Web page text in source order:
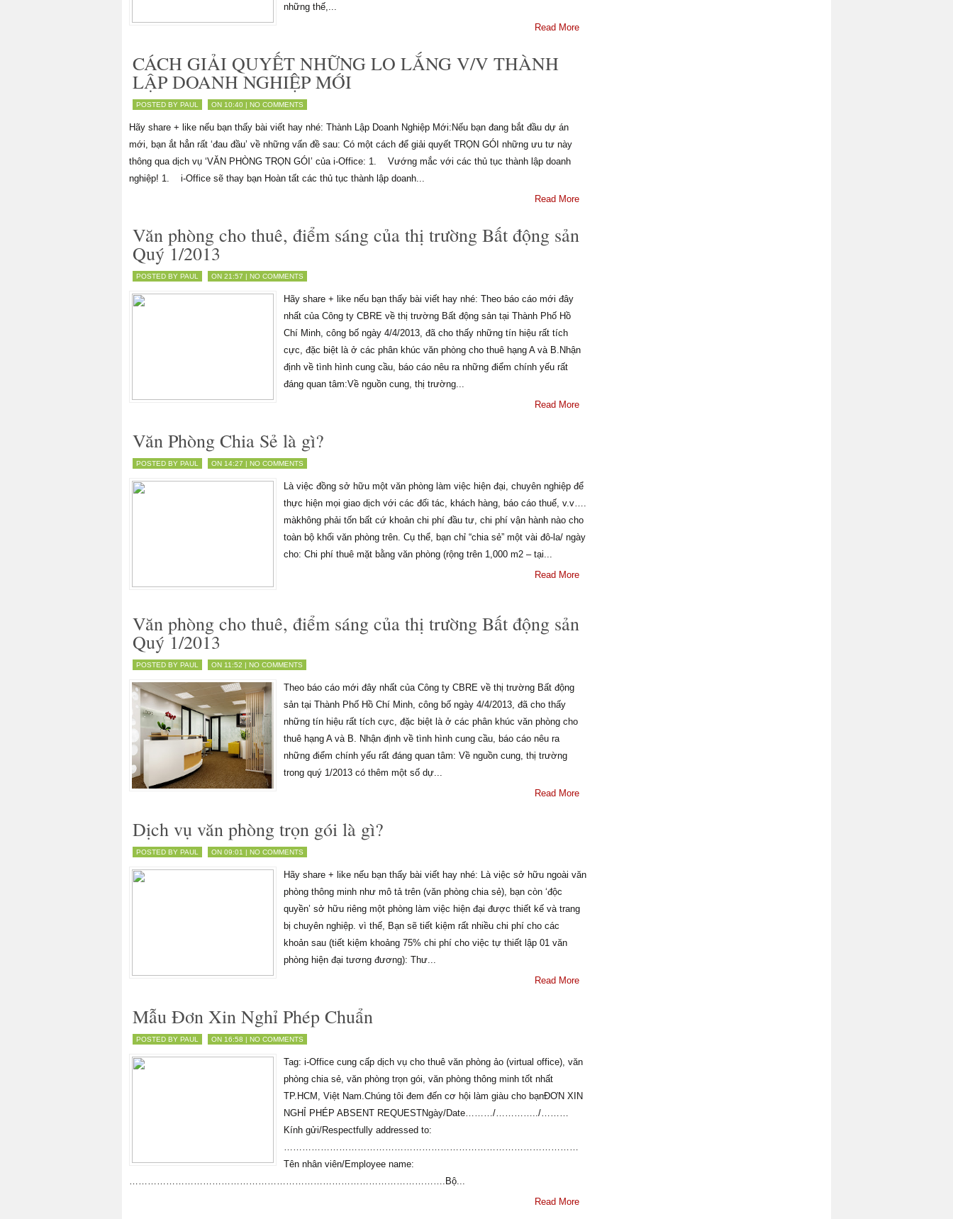
những thế,...
Read More
CÁCH GIẢI QUYẾT NHỮNG LO LẮNG V/V THÀNH
LẬP DOANH NGHIỆP MỚI
POSTED BY PAUL ON 10:40 | NO COMMENTS
Hãy share + like nếu bạn thấy bài viết hay nhé: Thành Lập Doanh Nghiệp Mới:Nếu bạn đang bắt đầu dự án
mới, bạn ắt hẳn rất ‘đau đầu’ về những vấn đề sau: Có một cách để giải quyết TRỌN GÓI những ưu tư này
thông qua dịch vụ ‘VĂN PHÒNG TRỌN GÓI’ của i-Office: 1. Vướng mắc với các thủ tục thành lập doanh
nghiệp! 1. i-Office sẽ thay bạn Hoàn tất các thủ tục thành lập doanh...
Read More
Văn phòng cho thuê, điểm sáng của thị trường Bất động sản
Quý 1/2013
POSTED BY PAUL ON 21:57 | NO COMMENTS
Hãy share + like nếu bạn thấy bài viết hay nhé: Theo báo cáo mới đây
nhất của Công ty CBRE về thị trường Bất động sản tại Thành Phố Hồ
Chí Minh, công bố ngày 4/4/2013, đã cho thấy những tín hiệu rất tích
cực, đặc biệt là ở các phân khúc văn phòng cho thuê hạng A và B.Nhận
định về tình hình cung cầu, báo cáo nêu ra những điểm chính yếu rất
đáng quan tâm:Về nguồn cung, thị trường...
Read More
Văn Phòng Chia Sẻ là gì?
POSTED BY PAUL ON 14:27 | NO COMMENTS
Là việc đồng sở hữu một văn phòng làm việc hiện đại, chuyên nghiệp để
thực hiện mọi giao dịch với các đối tác, khách hàng, báo cáo thuế, v.v….
màkhông phải tốn bất cứ khoản chi phí đầu tư, chi phí vận hành nào cho
toàn bộ khối văn phòng trên. Cụ thể, bạn chỉ “chia sẻ” một vài đô-la/ ngày
cho: Chi phí thuê mặt bằng văn phòng (rộng trên 1,000 m2 – tại...
Read More
Văn phòng cho thuê, điểm sáng của thị trường Bất động sản
Quý 1/2013
POSTED BY PAUL ON 11:52 | NO COMMENTS
Theo báo cáo mới đây nhất của Công ty CBRE về thị trường Bất động
sản tại Thành Phố Hồ Chí Minh, công bố ngày 4/4/2013, đã cho thấy
những tín hiệu rất tích cực, đặc biệt là ở các phân khúc văn phòng cho
thuê hạng A và B. Nhận định về tình hình cung cầu, báo cáo nêu ra
những điểm chính yếu rất đáng quan tâm: Về nguồn cung, thị trường
trong quý 1/2013 có thêm một số dự...
Read More
Dịch vụ văn phòng trọn gói là gì?
POSTED BY PAUL ON 09:01 | NO COMMENTS
Hãy share + like nếu bạn thấy bài viết hay nhé: Là việc sở hữu ngoài văn
phòng thông minh như mô tả trên (văn phòng chia sẻ), bạn còn ‘độc
quyền’ sở hữu riêng một phòng làm việc hiện đại được thiết kế và trang
bị chuyên nghiệp. vì thế, Bạn sẽ tiết kiệm rất nhiều chi phí cho các
khoản sau (tiết kiệm khoảng 75% chi phí cho việc tự thiết lập 01 văn
phòng hiện đại tương đương): Thư...
Read More
Mẫu Đơn Xin Nghỉ Phép Chuẩn
POSTED BY PAUL ON 16:58 | NO COMMENTS
Tag: i-Office cung cấp dịch vụ cho thuê văn phòng ảo (virtual office), văn
phòng chia sẻ, văn phòng trọn gói, văn phòng thông minh tốt nhất
TP.HCM, Việt Nam.Chúng tôi đem đến cơ hội làm giàu cho bạnĐƠN XIN
NGHỈ PHÉP ABSENT REQUESTNgày/Date………/…………../………
Kính gửi/Respectfully addressed to:
……………………………………………………………………………………
Tên nhân viên/Employee name:
………………………………………………………………………………………….Bộ...
Read More